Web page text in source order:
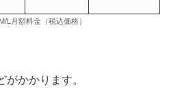
L月額料金（税込価格）
がかかります。